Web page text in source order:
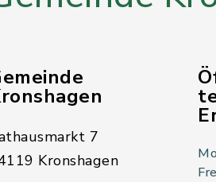
7
Kronshagen